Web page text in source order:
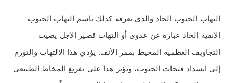
التهاب الجيوب الحاد والذي نعرفه كذلك باسم التهاب الجيوب
الأنفية الحاد عبارة عن عدوى أو التهاب قصير الأجل يصيب
التجاويف العظمية المحيط بممر الأنف. يؤدي هذا الالتهاب والتورم
إلى انسداد فتحات الجيوب، ويؤثر هذا على تفريغ المخاط الطبيعي